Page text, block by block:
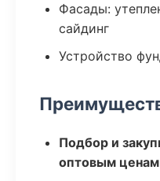
Фасады:
сайдинг
Устройство
Подбор и
оптовым ценам